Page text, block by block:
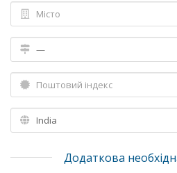
Додаткова